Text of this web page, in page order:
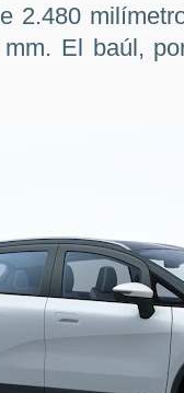
2.480
El baúl,